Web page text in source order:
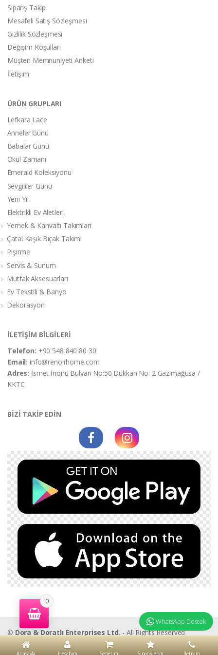
Sipariş Takip
Mesafeli Satış Sözleşmesi
Gizlilik Sözleşmesi
Değişim Koşulları
Müşteri Memnuniyeti Anketi
İletişim
ÜRÜN GRUPLARI
Lefkara Lace
Anneler Günü
Babalar Günü
Okul Zamanı
Emerald Koleksiyonu
Sevgililer Günü
Yeni Yıl
Elektrikli Ev Aletleri
Yemek & Kahvaltı Takımları
Çatal Kaşık Bıçak Takımı
Pişirme
Servis & Sunum
Mutfak Aksesuarları
Ev Tekstili & Banyo
Dekorasyon
İLETİŞİM BİLGİLERİ
Telefon: +90 548 840 80 30
Email:info@renoirhome.com
Adres: İsmet İnonü Bulvarı No:50 Dükkan No: 2 Gazimağusa /
KKTC
BİZİ TAKİP EDİN
© Dora & Doratlı Enterprises Ltd. - All Rights Reserved
0
WhatsApp Destek
Anasayfa Hesabım Sepetim Siparişlerim İletişim